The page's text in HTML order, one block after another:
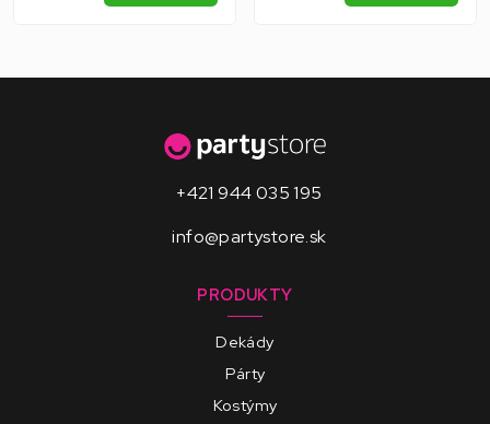
+421 944 035 195
info@partystore.sk
PRODUKTY
Dekády
Párty
Kostýmy